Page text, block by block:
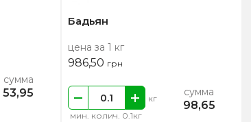
сумма
53,95
Бадьян
цена за 1 кг
986,50 грн
мин. колич. 0.1кг
кг сумма
98,65